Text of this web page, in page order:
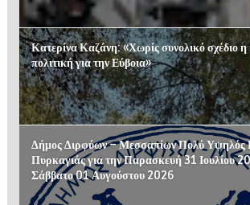
Κατερίνα Καζάνη: «Χωρίς συνολικό σχέδιο η
πολιτική για την Εύβοια»
Δήμος Διρφύων – Μεσσαπίων Πολύ Υψηλός
Πυρκαγιάς για την Παρασκευή 31 Ιουλίου
Σάββατο 01 Αυγούστου 2026